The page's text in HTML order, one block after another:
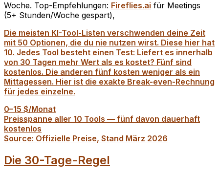
Woche. Top-Empfehlungen: Fireflies.ai für Meetings
(5+ Stunden/Woche gespart),
Die meisten KI-Tool-Listen verschwenden deine Zeit
mit 50 Optionen, die du nie nutzen wirst. Diese hier hat
10. Jedes Tool besteht einen Test: Liefert es innerhalb
von 30 Tagen mehr Wert als es kostet? Fünf sind
kostenlos. Die anderen fünf kosten weniger als ein
Mittagessen. Hier ist die exakte Break-even-Rechnung
für jedes einzelne.
0–15 $/Monat
Preisspanne aller 10 Tools — fünf davon dauerhaft
kostenlos
Source: Offizielle Preise, Stand März 2026
Die 30-Tage-Regel